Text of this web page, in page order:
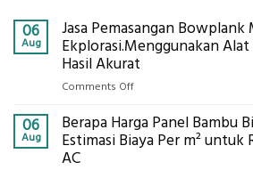
06
Aug
Jasa Pemasangan Bowplank
Ekplorasi.Menggunakan
Hasil Akurat
Comments Offon
Pemasangan
Bowplank
06
Aug
Berapa Harga Panel Bambu
Estimasi Biaya Per m² untuk
AC